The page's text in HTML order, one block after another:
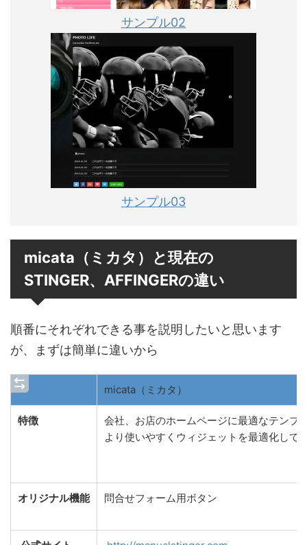
サンプル02
サンプル03
micata（ミカタ）と現在の
STINGER、AFFINGERの違い
順番にそれぞれできる事を説明したいと思います
が、まずは簡単に違いから
micata（ミカタ）
特徴
会社、お店のホームページに最適なテンプ
より使いやすくウィジェットを最適化し
オリジナル機能 問合せフォーム用ボタン